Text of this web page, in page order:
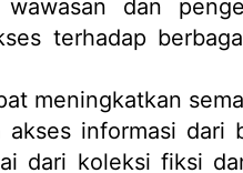
dan
terhadap
meningkatkan
informasi dari
dari koleksi fiksi